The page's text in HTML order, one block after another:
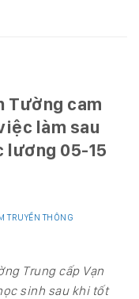
Tường cam
làm sau
lương 05-15
TRUYỀN THÔNG
Trung cấp Vạn
sinh sau khi tốt